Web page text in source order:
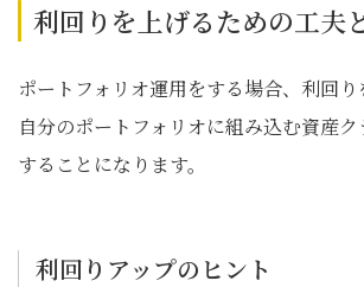
利回りを上げるための工夫
ポートフォリオ運用をする場合、利回り
自分のポートフォリオに組み込む資産
することになります。
利回りアップのヒント